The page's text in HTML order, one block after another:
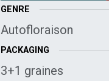
GENRE
Autofloraison
PACKAGING
3+1 graines